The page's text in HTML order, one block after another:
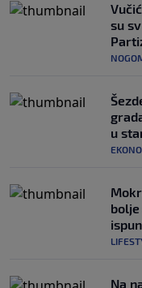
su
u
Na